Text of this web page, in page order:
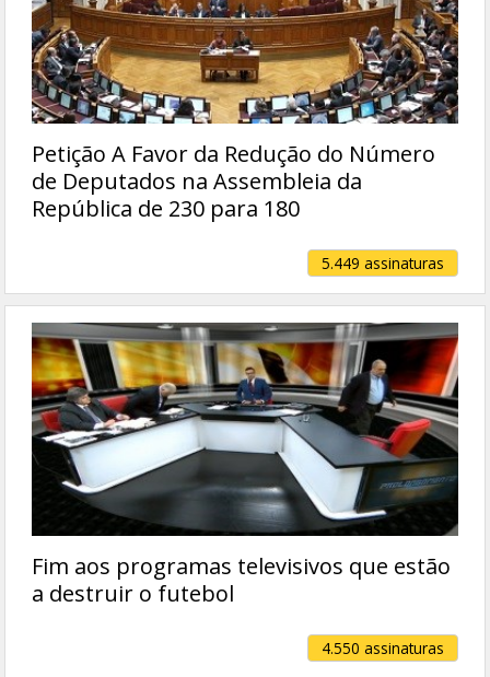
Petição A Favor da Redução do Número
de Deputados na Assembleia da
República de 230 para 180
5.449 assinaturas
Fim aos programas televisivos que estão
a destruir o futebol
4.550 assinaturas